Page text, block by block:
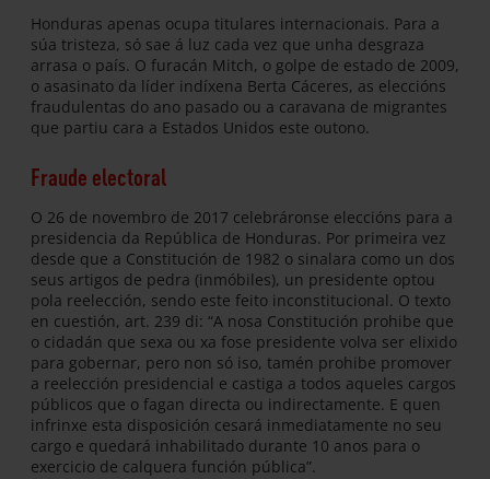
Honduras apenas ocupa titulares internacionais. Para a
súa tristeza, só sae á luz cada vez que unha desgraza
arrasa o país. O furacán Mitch, o golpe de estado de 2009,
o asasinato da líder indíxena Berta Cáceres, as eleccións
fraudulentas do ano pasado ou a caravana de migrantes
que partiu cara a Estados Unidos este outono.
Fraude electoral
O 26 de novembro de 2017 celebráronse eleccións para a
presidencia da República de Honduras. Por primeira vez
desde que a Constitución de 1982 o sinalara como un dos
seus artigos de pedra (inmóbiles), un presidente optou
pola reelección, sendo este feito inconstitucional. O texto
en cuestión, art. 239 di: “A nosa Constitución prohibe que
o cidadán que sexa ou xa fose presidente volva ser elixido
para gobernar, pero non só iso, tamén prohibe promover
a reelección presidencial e castiga a todos aqueles cargos
públicos que o fagan directa ou indirectamente. E quen
infrinxe esta disposición cesará inmediatamente no seu
cargo e quedará inhabilitado durante 10 anos para o
exercicio de calquera función pública”.